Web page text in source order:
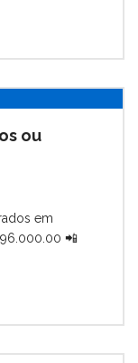
ou
em
📲